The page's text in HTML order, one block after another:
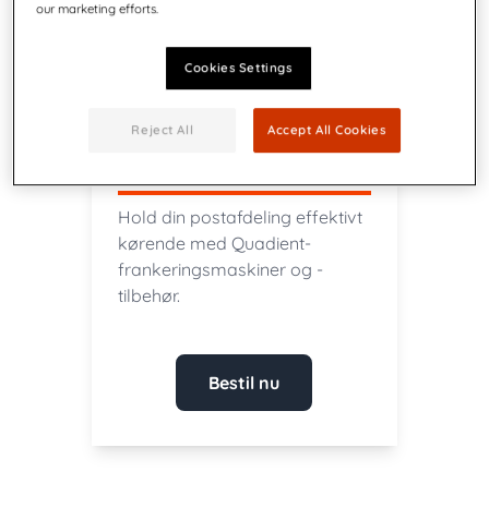
Hold din postafdeling effektivt
kørende med Quadient-
frankeringsmaskiner og -
tilbehør.
Bestil nu
our marketing efforts.
Cookies Settings
Reject All Accept All Cookies